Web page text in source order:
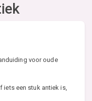
voor oude
iets een stuk antiek is,